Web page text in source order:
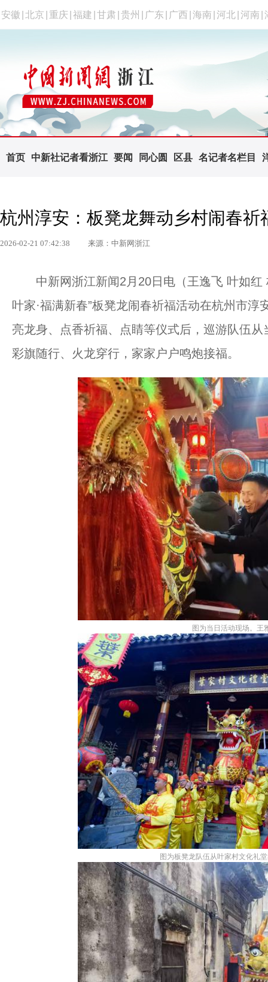
安徽 北京 重庆 福建 甘肃 贵州 广东 广西 海南 河北 河南
首页 中新社记者看浙江 要闻 同心圆 区县 名记者名栏目
杭州淳安：板凳龙舞动乡村闹春祈
2026-02-21 07:42:38 来源：中新网浙江
中新网浙江新闻2月20日电（王逸飞 叶如红
叶家·福满新春”板凳龙闹春祈福活动在杭州市
亮龙身、点香祈福、点睛等仪式后，巡游队伍
彩旗随行、火龙穿行，家家户户鸣炮接福。
图为当日活动现场。王
图为板凳龙队伍从叶家村文化礼